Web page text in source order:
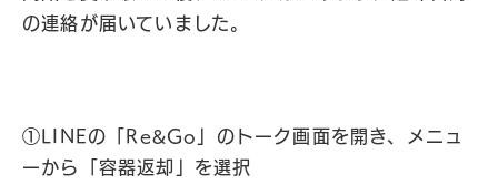
の連絡が届いていました。
①LINEの「Re&Go」のトーク画面を開き、メニュ
ーから「容器返却」を選択